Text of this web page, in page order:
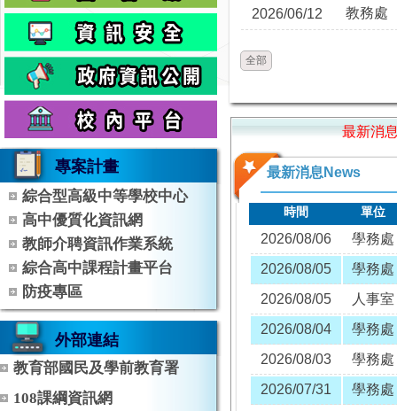
專案計畫
綜合型高級中等學校中心
高中優質化資訊網
教師介聘資訊作業系統
綜合高中課程計畫平台
防疫專區
外部連結
教育部國民及學前教育署
108課綱資訊網
2026/06/12 教務處
全部
最新消
最新消息News
時間 單位
2026/08/06
學務處
2026/08/05
學務處
2026/08/05
人事室
2026/08/04
學務處
2026/08/03
學務處
2026/07/31
學務處